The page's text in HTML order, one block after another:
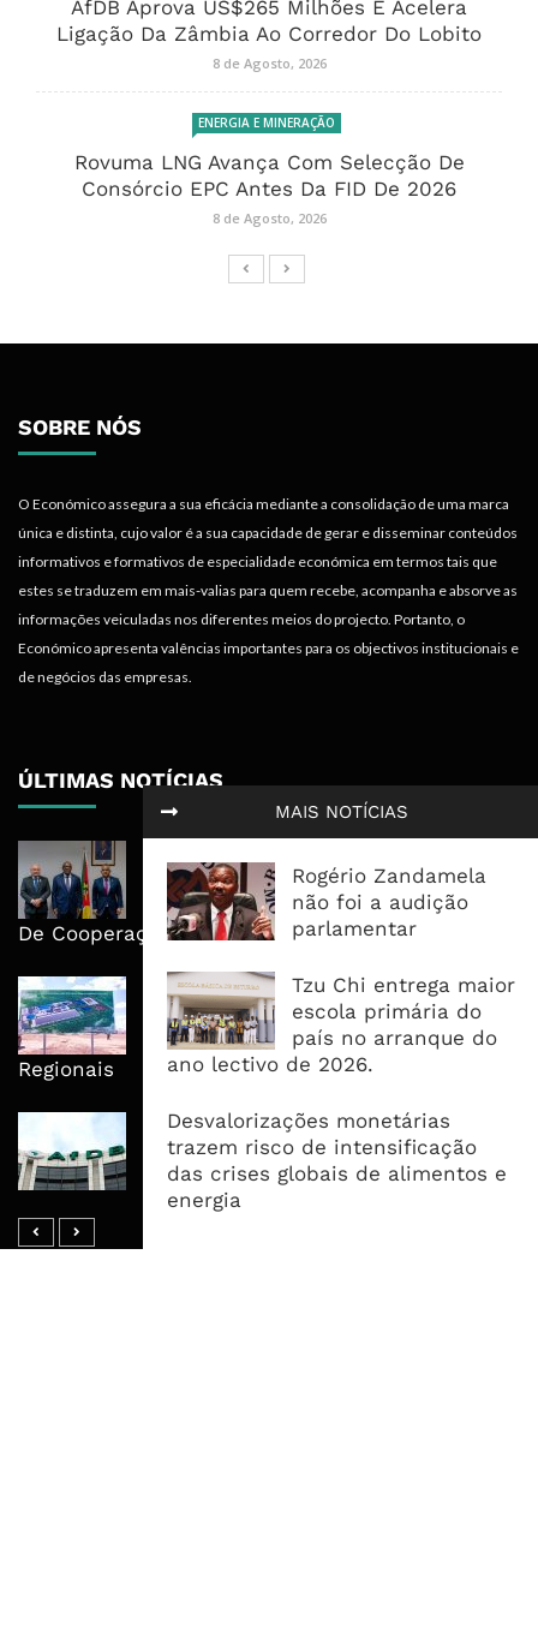
MAIS NOTÍCIAS
Rogério Zandamela
não foi a audição
parlamentar
Tzu Chi entrega maior
escola primária do
país no arranque do
ano lectivo de 2026.
Desvalorizações monetárias
trazem risco de intensificação
das crises globais de alimentos e
energia
AfDB Aprova US$265 Milhões E Acelera
Ligação Da Zâmbia Ao Corredor Do Lobito
8 de Agosto, 2026
ENERGIA E MINERAÇÃO
Rovuma LNG Avança Com Selecção De
Consórcio EPC Antes Da FID De 2026
8 de Agosto, 2026
SOBRE NÓS
O Económico assegura a sua eficácia mediante a consolidação de uma marca
única e distinta, cujo valor é a sua capacidade de gerar e disseminar conteúdos
informativos e formativos de especialidade económica em termos tais que
estes se traduzem em mais-valias para quem recebe, acompanha e absorve as
informações veiculadas nos diferentes meios do projecto. Portanto, o
Económico apresenta valências importantes para os objectivos institucionais e
de negócios das empresas.
ÚLTIMAS NOTÍCIAS
Emprego, Industrialização E
Execução No Centro Da Nova Agenda
De Cooperação
Nova Capacidade Cimenteira Coloca
Moçambique No Caminho Da Auto-
Suficiência E Das Exportações
Regionais
AfDB Aprova US$265 Milhões E
Acelera Ligação Da Zâmbia Ao
Corredor Do Lobito